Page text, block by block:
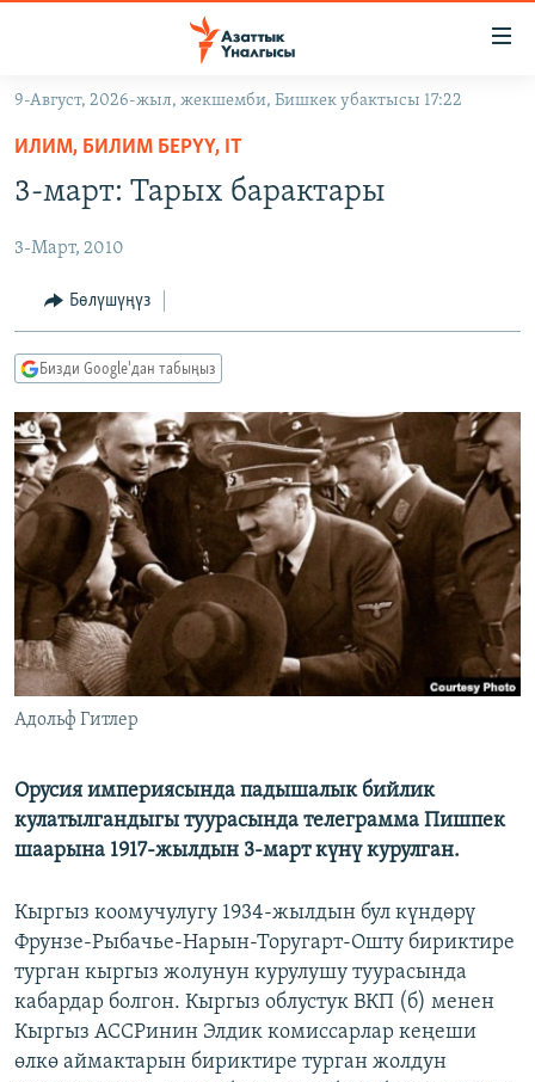
Навигацияга
өтүңүз
салыңызКЫРГЫЗСТАН
САЯСАТ
ЭКОНОМИКА
ДҮЙНӨ
ДҮЙНӨ
БОРБОР АЗИЯ
УКРАИНА
АТАЙЫН ИЛИКТӨӨ
БҮГҮН АЗАТТЫКТА
ЭКСПЕРТТЕР ТАЛДАЙТ
БИЗ ЖАНА ДҮЙНӨ
ДАНИСТЕ
ЭЖЕ-СИҢДИЛЕР
АЗАТТЫК+
ЫҢГАЙСЫЗ СУРООЛОР
ПОДКАСТ
ӨЗГӨЧӨ ПИКИР
Русский
ОНЛАЙН ШЕРИНЕ
ЭЕ/АРнун бардык сайттары
9-Август, 2026-жыл, жекшемби, Бишкек убактысы 17:22
ИЛИМ, БИЛИМ БЕРҮҮ, IT
3-март: Тарых барактары
3-Март, 2010
Бөлүшүңүз
Бизди Google'дан табыңыз
Адольф Гитлер
Орусия империясында падышалык бийлик
кулатылгандыгы туурасында телеграмма Пишпек
шаарына 1917-жылдын 3-март күнү курулган.
Кыргыз коомучулугу 1934-жылдын бул күндөрү
Фрунзе-Рыбачье-Нарын-Торугарт-Ошту бириктире
турган кыргыз жолунун курулушу туурасында
кабардар болгон. Кыргыз облустук ВКП (б) менен
Кыргыз АССРинин Элдик комиссарлар кеңеши
өлкө аймактарын бириктире турган жолдун